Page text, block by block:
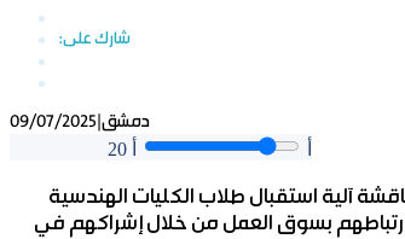
09/07/2025 دمشق
20
آلية استقبال طلاب الكليات الهندسية
بسوق العمل من خلال إشراكهم في